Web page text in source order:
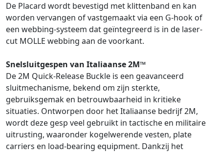
De Placard wordt bevestigd met klittenband en kan
worden vervangen of vastgemaakt via een G-hook of
een webbing-systeem dat geïntegreerd is in de laser-
cut MOLLE webbing aan de voorkant.
Snelsluitgespen van Italiaanse 2M™
De 2M Quick-Release Buckle is een geavanceerd
sluitmechanisme, bekend om zijn sterkte,
gebruiksgemak en betrouwbaarheid in kritieke
situaties. Ontworpen door het Italiaanse bedrijf 2M,
wordt deze gesp veel gebruikt in tactische en militaire
uitrusting, waaronder kogelwerende vesten, plate
carriers en load-bearing equipment. Dankzij het